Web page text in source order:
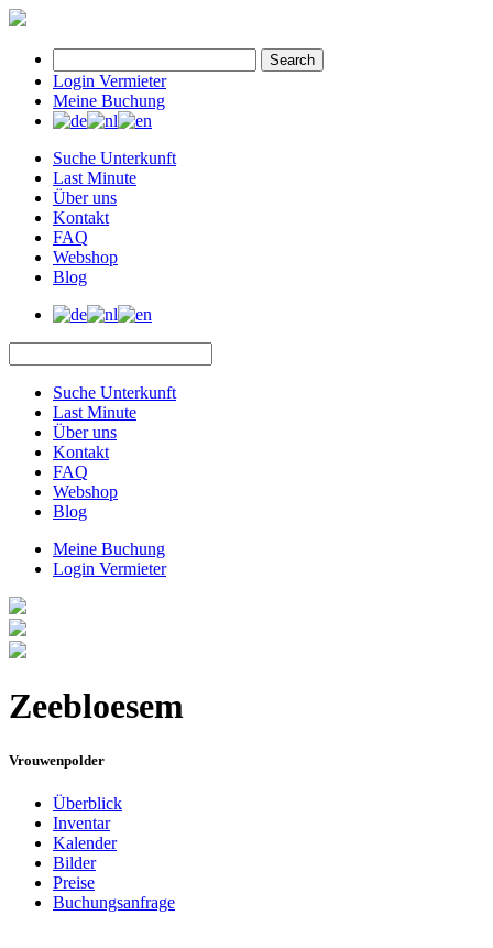
Search
Login Vermieter
Meine Buchung
Suche Unterkunft
Last Minute
Über uns
Kontakt
FAQ
Webshop
Blog
Suche Unterkunft
Last Minute
Über uns
Kontakt
FAQ
Webshop
Blog
Meine Buchung
Login Vermieter
Zeebloesem
Vrouwenpolder
Überblick
Inventar
Kalender
Bilder
Preise
Buchungsanfrage